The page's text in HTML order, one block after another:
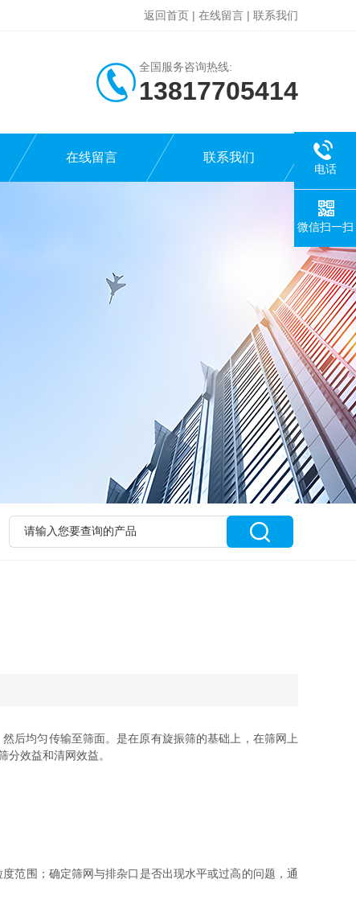
返回首页 | 在线留言 | 联系我们
全国服务咨询热线:
13817705414
在线留言 联系我们
后均匀传输至筛面。是在原有旋振筛的基础上，在筛网上
效益和清网效益。
围；确定筛网与排杂口是否出现水平或过高的问题，通
电话
微信扫一扫